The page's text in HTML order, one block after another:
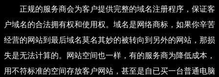
正规的服务商会为客户提供完整的域名注册程序，保证客
户域名的合法拥有权和使用权。域名是网络商标，如果你辛苦
经营的网站到最后域名莫名其妙的被转向到另外的网站，那损
失是无法计算的。网站空间也一样，有的服务商为降低成本，
用不符标准的空间存放客户网站，甚至是自已买一台普通电脑